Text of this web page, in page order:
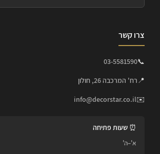
צרו קשר
📞
03-5581590
📍רח' המרכבה 26, חולון
✉️
info@decorstar.co.il
⏰ שעות פתיחה
א'–ה'